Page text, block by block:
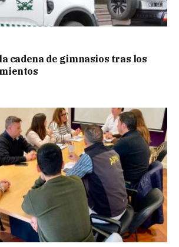
cadena de gimnasios tras los